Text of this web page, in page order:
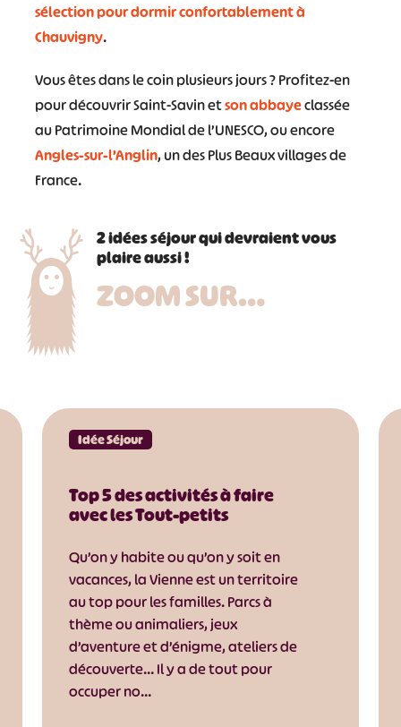
sélection pour dormir confortablement à
Chauvigny.
Vous êtes dans le coin plusieurs jours ? Profitez-en
pour découvrir Saint-Savin etson abbayeclassée
au Patrimoine Mondial de l’UNESCO, ou encore
Angles-sur-l’Anglin, un des Plus Beaux villages de
France.
2 idées séjour qui devraient vous
plaire aussi !
ZOOM SUR…
Idée Séjour
Top 5 des activités à faire
avec les Tout-petits
Qu’on y habite ou qu’on y soit en
vacances, la Vienne est un territoire
au top pour les familles. Parcs à
thème ou animaliers, jeux
d’aventure et d’énigme, ateliers de
découverte… Il y a de tout pour
occuper no…